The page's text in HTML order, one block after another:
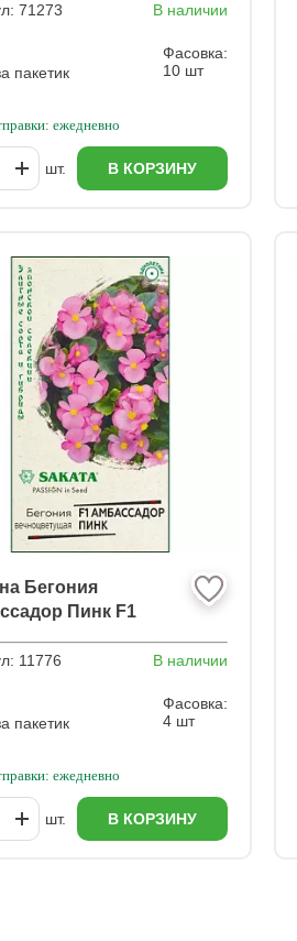
71273 В наличии
пакетик
Фасовка:
10 шт
ежедневно
шт. В КОРЗИНУ
Бегония
Пинк F1
11776 В наличии
пакетик
Фасовка:
4 шт
ежедневно
шт. В КОРЗИНУ